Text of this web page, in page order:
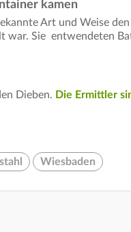
kamen
Art und Weise
war. Sie entwendeten
Dieben. Die Ermittler
Wiesbaden